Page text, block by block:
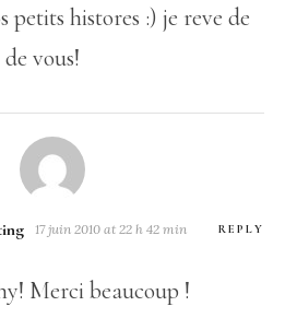
petits histores :) je reve de
vous!
17 juin 2010 at 22 h 42 min REPLY
Merci beaucoup !